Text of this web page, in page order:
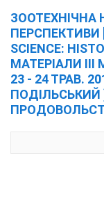
ЗООТЕХНІЧНА
ПЕРСПЕКТИВИ
SCIENCE:
МАТЕРІАЛИ
23 - 24 ТРАВ.
ПОДІЛЬСЬКИЙ